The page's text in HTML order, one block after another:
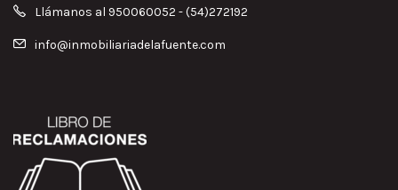
Llámanos al 950060052 - (54)272192
info@inmobiliariadelafuente.com